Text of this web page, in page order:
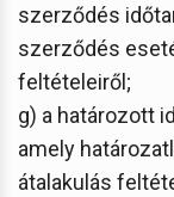
szerződés
szerződés
feltételeiről;
g) a határozott
amely
átalakulás